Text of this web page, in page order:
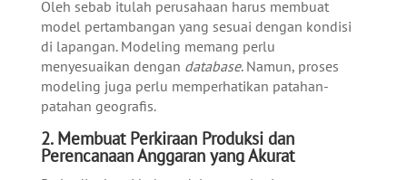
Oleh sebab itulah perusahaan harus membuat
model pertambangan yang sesuai dengan kondisi
di lapangan. Modeling memang perlu
menyesuaikan dengan database. Namun, proses
modeling juga perlu memperhatikan patahan-
patahan geografis.
2. Membuat Perkiraan Produksi dan
Perencanaan Anggaran yang Akurat